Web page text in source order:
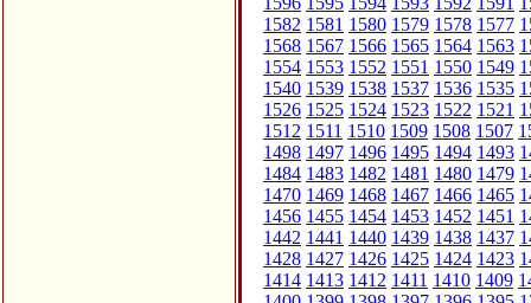
1582 1581 1580 1579 1578 1577
1568 1567 1566 1565 1564 1563
1554 1553 1552 1551 1550 1549
1540 1539 1538 1537 1536 1535
1526 1525 1524 1523 1522 1521
1512 1511 1510 1509 1508 1507
1498 1497 1496 1495 1494 1493
1484 1483 1482 1481 1480 1479
1470 1469 1468 1467 1466 1465
1456 1455 1454 1453 1452 1451
1442 1441 1440 1439 1438 1437
1428 1427 1426 1425 1424 1423
1414 1413 1412 1411 1410 1409